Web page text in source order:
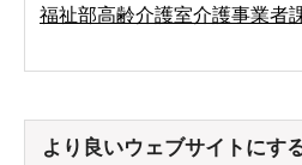
福祉部高齢介護室介護事業者
より良いウェブサイトにす